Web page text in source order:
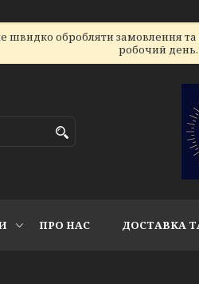
швидко обробляти замовлення
робочий
ПРО НАС ДОСТАВКА